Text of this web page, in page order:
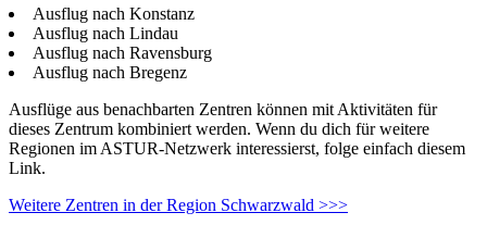
Ausflug nach Konstanz
Ausflug nach Lindau
Ausflug nach Ravensburg
Ausflug nach Bregenz
Ausflüge aus benachbarten Zentren können mit Aktivitäten für
dieses Zentrum kombiniert werden. Wenn du dich für weitere
Regionen im ASTUR-Netzwerk interessierst, folge einfach diesem
Link.
Weitere Zentren in der Region Schwarzwald >>>